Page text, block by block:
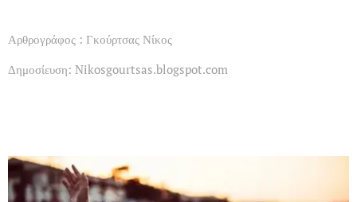
Αρθρογράφος : Γκούρτσας Νίκος
Δημοσίευση: Nikosgourtsas.blogspot.com